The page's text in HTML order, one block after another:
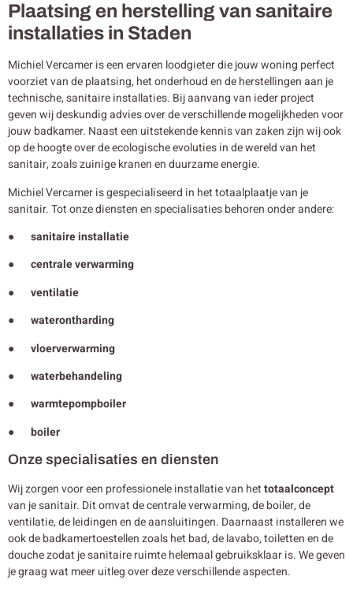
Plaatsing en herstelling van sanitaire
installaties in Staden
Michiel Vercamer is een ervaren loodgieter die jouw woning perfect
voorziet van de plaatsing, het onderhoud en de herstellingen aan je
technische, sanitaire installaties. Bij aanvang van ieder project
geven wij deskundig advies over de verschillende mogelijkheden voor
jouw badkamer. Naast een uitstekende kennis van zaken zijn wij ook
op de hoogte over de ecologische evoluties in de wereld van het
sanitair, zoals zuinige kranen en duurzame energie.
Michiel Vercamer is gespecialiseerd in het totaalplaatje van je
sanitair. Tot onze diensten en specialisaties behoren onder andere:
● sanitaire installatie
● centrale verwarming
● ventilatie
● waterontharding
● vloerverwarming
● waterbehandeling
● warmtepompboiler
● boiler
Onze specialisaties en diensten
Wij zorgen voor een professionele installatie van hettotaalconcept
van je sanitair. Dit omvat de centrale verwarming, de boiler, de
ventilatie, de leidingen en de aansluitingen. Daarnaast installeren we
ook de badkamertoestellen zoals het bad, de lavabo, toiletten en de
douche zodat je sanitaire ruimte helemaal gebruiksklaar is. We geven
je graag wat meer uitleg over deze verschillende aspecten.